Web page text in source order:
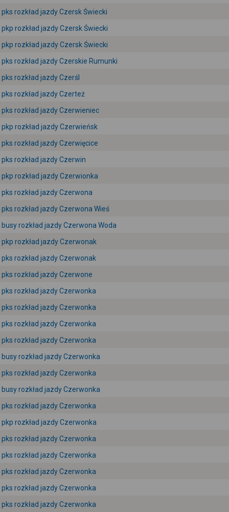
pks rozkład jazdy Czersk Świecki
pkp rozkład jazdy Czersk Świecki
pkp rozkład jazdy Czersk Świecki
pks rozkład jazdy Czerskie Rumunki
pks rozkład jazdy Czerśl
pks rozkład jazdy Czerteż
pks rozkład jazdy Czerwieniec
pkp rozkład jazdy Czerwieńsk
pks rozkład jazdy Czerwięcice
pks rozkład jazdy Czerwin
pkp rozkład jazdy Czerwionka
pks rozkład jazdy Czerwona
pks rozkład jazdy Czerwona Wieś
busy rozkład jazdy Czerwona Woda
pkp rozkład jazdy Czerwonak
pks rozkład jazdy Czerwonak
pks rozkład jazdy Czerwone
pks rozkład jazdy Czerwonka
pks rozkład jazdy Czerwonka
pks rozkład jazdy Czerwonka
pks rozkład jazdy Czerwonka
busy rozkład jazdy Czerwonka
pks rozkład jazdy Czerwonka
busy rozkład jazdy Czerwonka
pks rozkład jazdy Czerwonka
pkp rozkład jazdy Czerwonka
pks rozkład jazdy Czerwonka
pks rozkład jazdy Czerwonka
pks rozkład jazdy Czerwonka
pks rozkład jazdy Czerwonka
pks rozkład jazdy Czerwonka